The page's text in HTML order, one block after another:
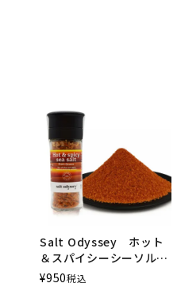
Salt Odyssey ホット
＆スパイシーシーソル
ト Salt Odyssey（ソ
¥950税込